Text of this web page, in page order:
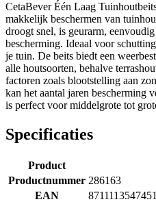
CetaBever Één Laag
makkelijk beschermen van
droogt snel, is geurarm,
bescherming. Ideaal voor
je tuin. De beits biedt een
alle houtsoorten, behalve
factoren zoals blootstelling aan
kan het aantal jaren bescherming
is perfect voor middelgrote tot
Specificaties
Product
Productnummer 286163
EAN
8711113547451